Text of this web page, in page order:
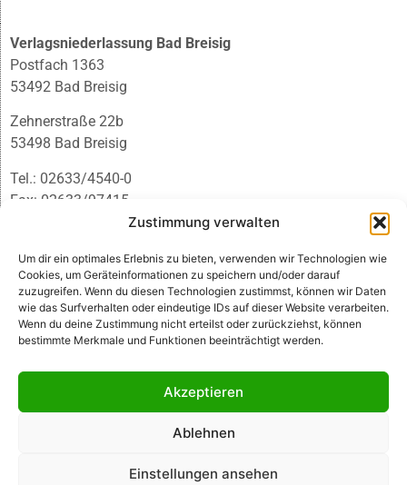
Zustimmung verwalten
Um dir ein optimales Erlebnis zu bieten, verwenden wir Technologien wie
Cookies, um Geräteinformationen zu speichern und/oder darauf
zuzugreifen. Wenn du diesen Technologien zustimmst, können wir Daten
wie das Surfverhalten oder eindeutige IDs auf dieser Website verarbeiten.
Wenn du deine Zustimmung nicht erteilst oder zurückziehst, können
bestimmte Merkmale und Funktionen beeinträchtigt werden.
Akzeptieren
Ablehnen
Einstellungen ansehen
Verlagsniederlassung Bad Breisig
Postfach 1363
53492 Bad Breisig
Zehnerstraße 22b
53498 Bad Breisig
Tel.: 02633/4540-0
Fax: 02633/97415
infobb@blmedien.de